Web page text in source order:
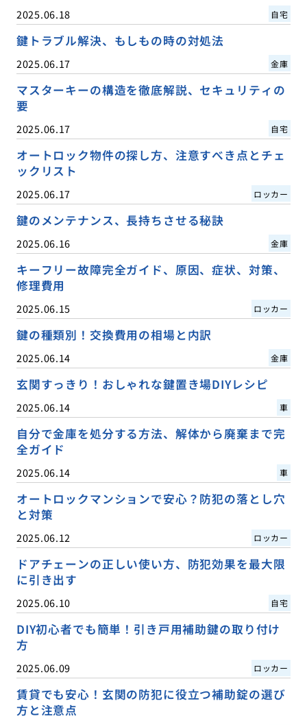
2025.06.18 自宅
鍵トラブル解決、もしもの時の対処法
2025.06.17 金庫
マスターキーの構造を徹底解説、セキュリティの
要
2025.06.17 自宅
オートロック物件の探し方、注意すべき点とチェ
ックリスト
2025.06.17 ロッカー
鍵のメンテナンス、長持ちさせる秘訣
2025.06.16 金庫
キーフリー故障完全ガイド、原因、症状、対策、
修理費用
2025.06.15 ロッカー
鍵の種類別！交換費用の相場と内訳
2025.06.14 金庫
玄関すっきり！おしゃれな鍵置き場DIYレシピ
2025.06.14 車
自分で金庫を処分する方法、解体から廃棄まで完
全ガイド
2025.06.14 車
オートロックマンションで安心？防犯の落とし穴
と対策
2025.06.12 ロッカー
ドアチェーンの正しい使い方、防犯効果を最大限
に引き出す
2025.06.10 自宅
DIY初心者でも簡単！引き戸用補助鍵の取り付け
方
2025.06.09 ロッカー
賃貸でも安心！玄関の防犯に役立つ補助錠の選び
方と注意点